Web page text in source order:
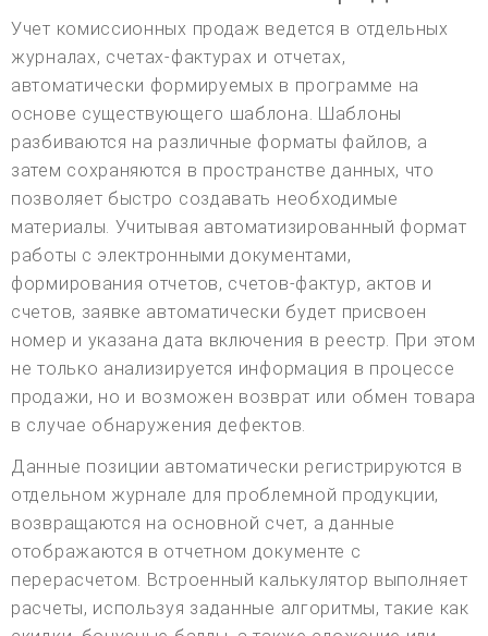
Учет комиссионных продаж ведется в отдельных
журналах, счетах-фактурах и отчетах,
автоматически формируемых в программе на
основе существующего шаблона. Шаблоны
разбиваются на различные форматы файлов, а
затем сохраняются в пространстве данных, что
позволяет быстро создавать необходимые
материалы. Учитывая автоматизированный формат
работы с электронными документами,
формирования отчетов, счетов-фактур, актов и
счетов, заявке автоматически будет присвоен
номер и указана дата включения в реестр. При этом
не только анализируется информация в процессе
продажи, но и возможен возврат или обмен товара
в случае обнаружения дефектов.
Данные позиции автоматически регистрируются в
отдельном журнале для проблемной продукции,
возвращаются на основной счет, а данные
отображаются в отчетном документе с
перерасчетом. Встроенный калькулятор выполняет
расчеты, используя заданные алгоритмы, такие как